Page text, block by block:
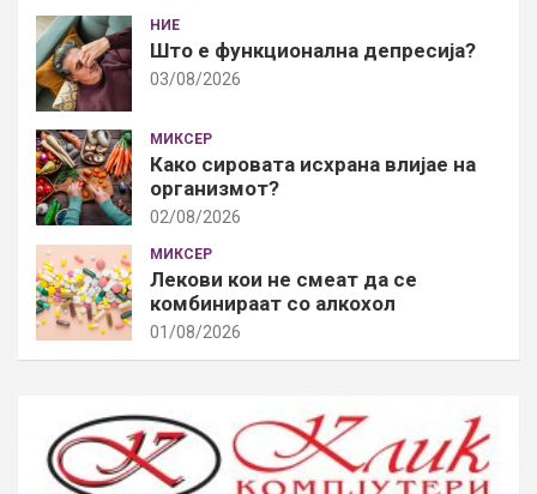
НИЕ
Што е функционална депресија?
03/08/2026
МИКСЕР
Како сировата исхрана влијае на
организмот?
02/08/2026
МИКСЕР
Лекови кои не смеат да се
комбинираат со алкохол
01/08/2026